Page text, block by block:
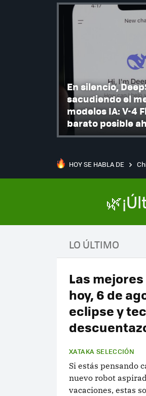
En silencio,
sacudiendo el
modelos IA: V-4
barato posible
HOY SE HABLA DE
LO ÚLTIMO
Las
hoy, 6 de
eclipse y
XATAKA SELECCIÓN
Si estás pensando
nuevo robot
vacaciones, estas